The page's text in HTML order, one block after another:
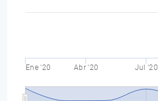
Ene '20 Abr '20 Jul '20